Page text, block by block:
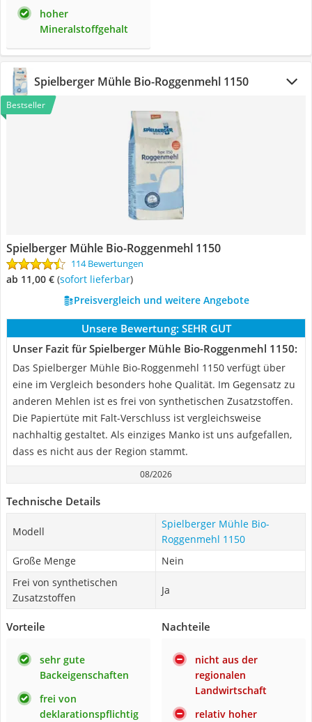
hoher
Mineralstoffgehalt
Spielberger Mühle Bio-Roggenmehl 1150
Bestseller
Spielberger Mühle Bio-Roggenmehl 1150
114 Bewertungen
ab 11,00 € ( Sofort lieferbar)
Preisvergleich und weitere Angebote
Unsere Bewertung: SEHR GUT
Unser Fazit für Spielberger Mühle Bio-Roggenmehl 1150:
Das Spielberger Mühle Bio-Roggenmehl 1150 verfügt über
eine im Vergleich besonders hohe Qualität. Im Gegensatz zu
anderen Mehlen ist es frei von synthetischen Zusatzstoffen.
Die Papiertüte mit Falt-Verschluss ist vergleichsweise
nachhaltig gestaltet. Als einziges Manko ist uns aufgefallen,
dass es nicht aus der Region stammt.
08/2026
Technische Details
Modell
Spielberger Mühle Bio-
Roggenmehl 1150
Große Menge
Nein
Frei von synthetischen
Zusatzstoffen
Ja
Vorteile
sehr gute
Backeigenschaften
frei von
deklarationspflichtig
Nachteile
nicht aus der
regionalen
Landwirtschaft
relativ hoher